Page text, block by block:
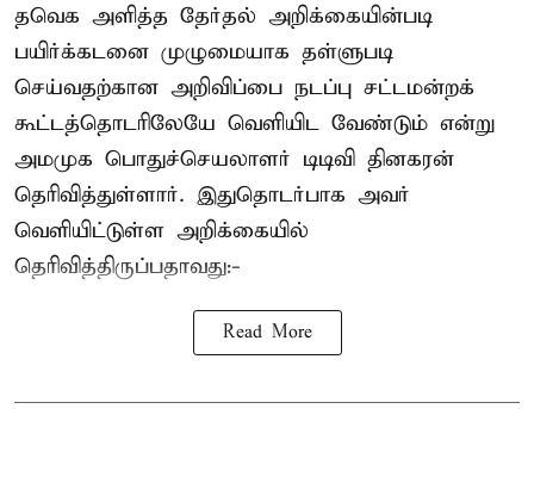
தவெக அளித்த தேர்தல் அறிக்கையின்படி
பயிர்க்கடனை முழுமையாக தள்ளுபடி
செய்வதற்கான அறிவிப்பை நடப்பு சட்டமன்றக்
கூட்டத்தொடரிலேயே வெளியிட வேண்டும் என்று
அமமுக பொதுச்செயலாளர் டிடிவி தினகரன்
தெரிவித்துள்ளார். இதுதொடர்பாக அவர்
வெளியிட்டுள்ள அறிக்கையில்
தெரிவித்திருப்பதாவது:-
Read More